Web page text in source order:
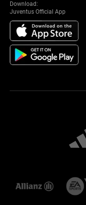
Download:
Juventus Official App